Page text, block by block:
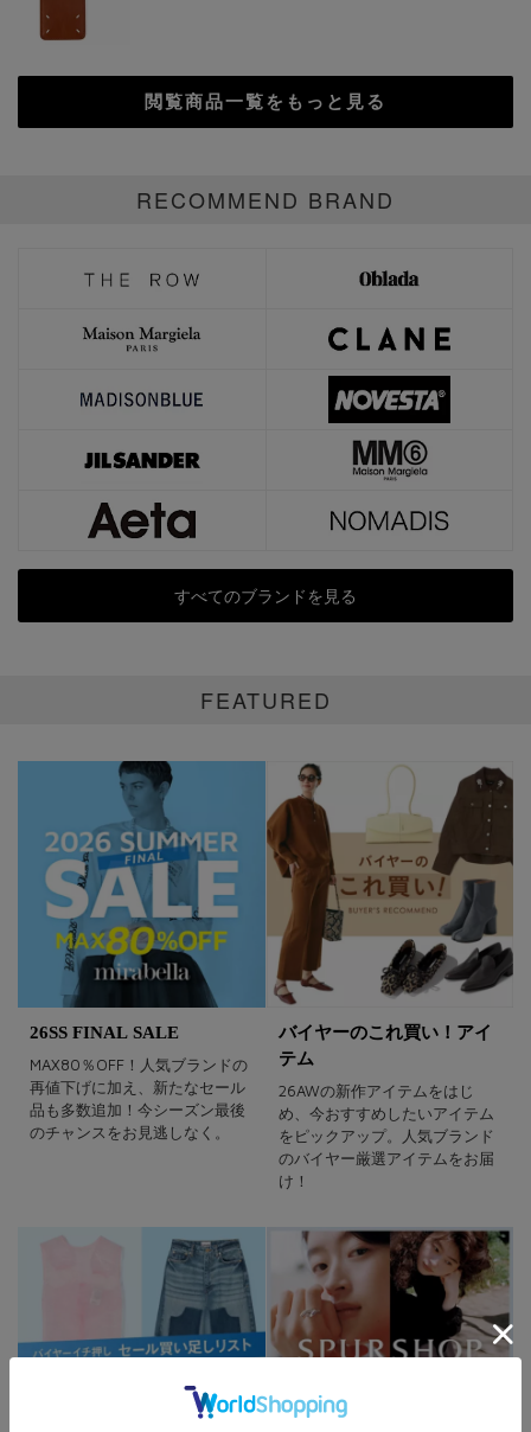
閲覧商品一覧をもっと見る
RECOMMEND BRAND
すべてのブランドを見る
FEATURED
26SS FINAL SALE
MAX80％OFF！人気ブランドの
再値下げに加え、新たなセール
品も多数追加！今シーズン最後
のチャンスをお見逃しなく。
バイヤーのこれ買い！アイ
テム
26AWの新作アイテムをはじ
め、今おすすめしたいアイテム
をピックアップ。人気ブランド
のバイヤー厳選アイテムをお届
け！